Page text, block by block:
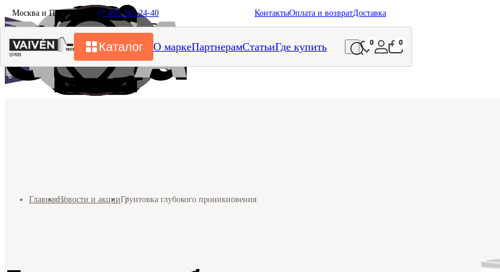
Москва и Подмосковье +7 495 215-24-40 КонтактыОплата и возвратДоставка
Каталог О маркеПартнерамСтатьиГде купить 0 0
ГлавнаяНовости и акцииГрунтовка глубокого проникновения